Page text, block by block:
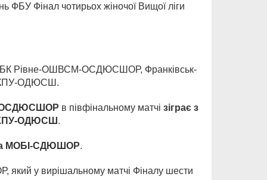
ФБУ Фінал чотирьох жіночої Вищої ліги
БК Рівне-ОШВСМ-ОСДЮСШОР, Франківськ-
КПУ-ОДЮСШ.
ОСДЮСШОР в півфінальному матчі зіграє з
ОДЮСШ .
МОБІ-СДЮШОР.
у вирішальному матчі Фіналу шести